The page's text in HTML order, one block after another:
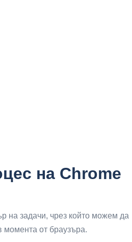
на Chrome
на задачи, чрез който можем да
момента от браузъра.